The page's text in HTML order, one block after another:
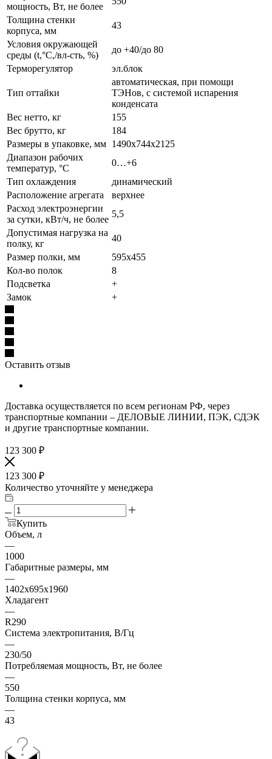
мощность, Вт, не более
Толщина стенки
корпуса, мм
43
Условия окружающей
среды (t,°C,/вл-сть, %)
до +40/до 80
Терморегулятор
эл.блок
Тип оттайки
автоматическая, при помощи
ТЭНов, с системой испарения
конденсата
Вес нетто, кг
155
Вес брутто, кг
184
Размеры в упаковке, мм 1490х744х2125
Диапазон рабочих
температур, °C
0…+6
Тип охлаждения
динамический
Расположение агрегата
верхнее
Расход электроэнергии
за сутки, кВт/ч, не более
5,5
Допустимая нагрузка на
полку, кг
40
Размер полки, мм
595х455
Кол-во полок
8
Подсветка
+
Замок
+
Оставить отзыв
Доставка осуществляется по всем регионам РФ, через
транспортные компании – ДЕЛОВЫЕ ЛИНИИ, ПЭК, СДЭК
и другие транспортные компании.
123 300 ₽
123 300 ₽
Количество уточняйте у менеджера
Купить
Объем, л
—
1000
Габаритные размеры, мм
—
1402х695х1960
Хладагент
—
R290
Система электропитания, В/Гц
—
230/50
Потребляемая мощность, Вт, не более
—
550
Толщина стенки корпуса, мм
—
43